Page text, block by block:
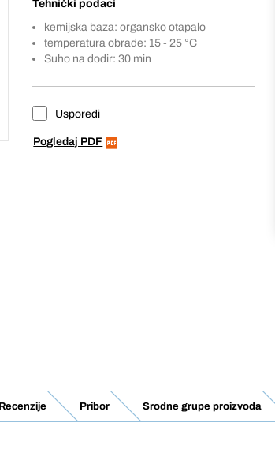
Tehnički podaci
kemijska baza: organsko otapalo
temperatura obrade: 15 - 25 °C
Suho na dodir: 30 min
Usporedi
Pogledaj PDF
Recenzije Pribor Srodne grupe proizvoda